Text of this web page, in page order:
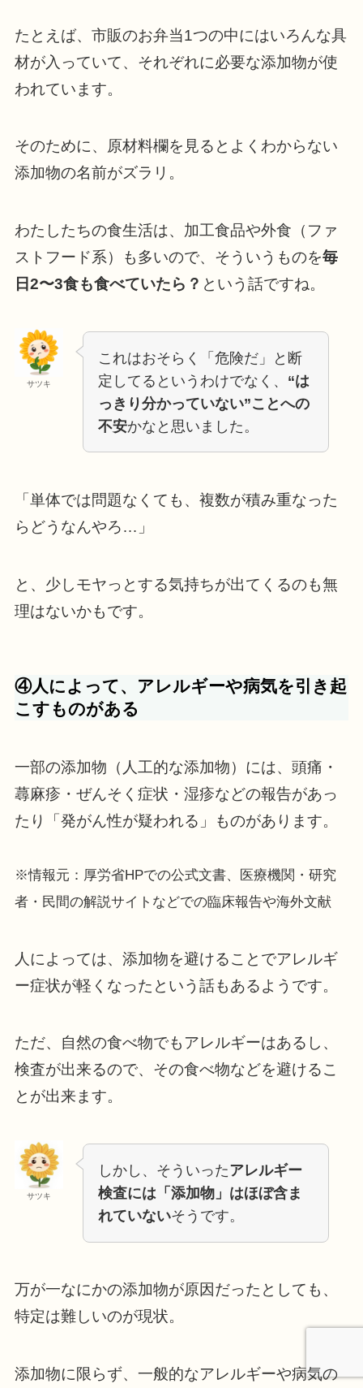
たとえば、市販のお弁当1つの中にはいろんな具
材が入っていて、それぞれに必要な添加物が使
われています。
そのために、原材料欄を見るとよくわからない
添加物の名前がズラリ。
わたしたちの食生活は、加工食品や外食（ファ
ストフード系）も多いので、そういうものを毎
日2〜3食も食べていたら？ という話ですね。
サツキ
これはおそらく「危険だ」と断
定してるというわけでなく、 “は
っきり分かっていない”ことへの
不安かなと思いました。
「単体では問題なくても、複数が積み重なった
らどうなんやろ…」
と、少しモヤっとする気持ちが出てくるのも無
理はないかもです。
④人によって、アレルギーや病気を引き起
こすものがある
一部の添加物（人工的な添加物）には、頭痛・
蕁麻疹・ぜんそく症状・湿疹などの報告があっ
たり「発がん性が疑われる」ものがあります。
※情報元：厚労省HPでの公式文書、医療機関・研究
者・民間の解説サイトなどでの臨床報告や海外文献
人によっては、添加物を避けることでアレルギ
ー症状が軽くなったという話もあるようです。
ただ、自然の食べ物でもアレルギーはあるし、
検査が出来るので、その食べ物などを避けるこ
とが出来ます。
サツキ
しかし、そういったアレルギー
検査には「添加物」はほぼ含ま
れていないそうです。
万が一なにかの添加物が原因だったとしても、
特定は難しいのが現状。
添加物に限らず、一般的なアレルギーや病気の